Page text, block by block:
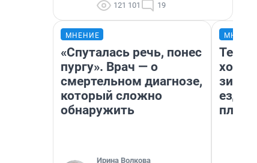
121 101 19
МНЕНИЕ
«Спуталась речь, понес
пургу». Врач — о
смертельном диагнозе,
который сложно
обнаружить
Ирина Волкова
ездит